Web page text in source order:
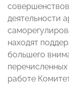
деятельности
находят
большего
работе